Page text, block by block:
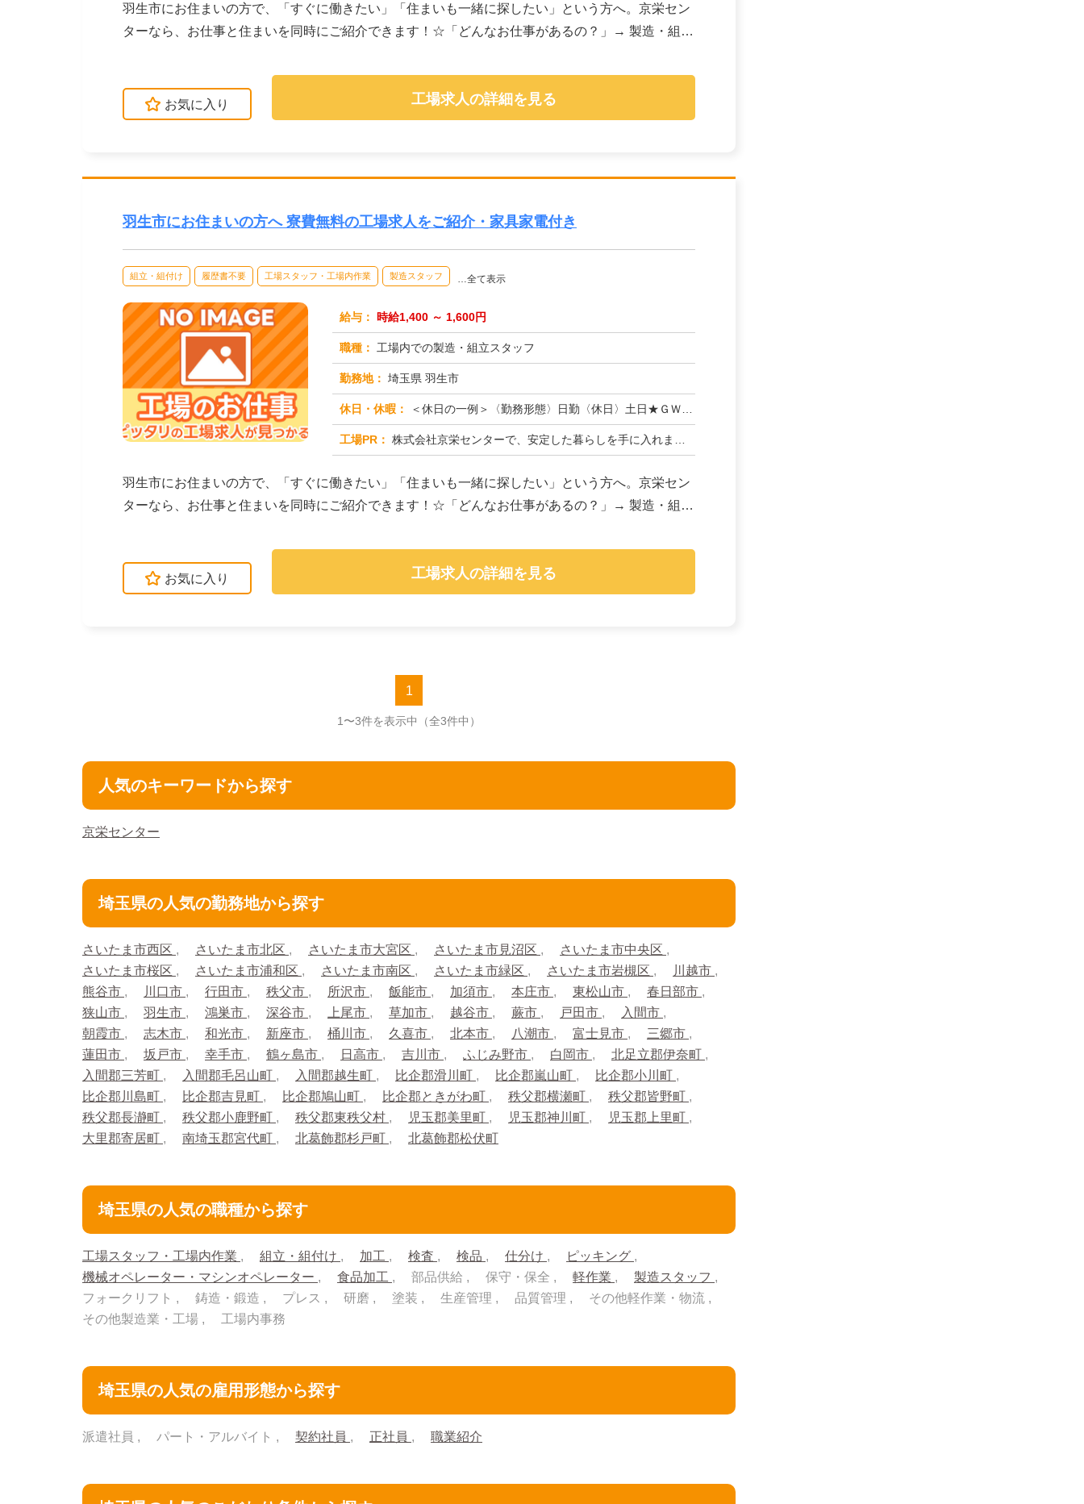
羽生市にお住まいの方で、「すぐに働きたい」「住まいも一緒に探したい」という方へ。京栄セン
ターなら、お仕事と住まいを同時にご紹介できます！☆「どんなお仕事があるの？」→ 製造・組
お気に入り 工場求人の詳細を見る
羽生市にお住まいの方へ 寮費無料の工場求人をご紹介・家具家電付き
組立・組付け 履歴書不要 工場スタッフ・工場内作業 製造スタッフ …全て表示
給与： 時給1,400 ～ 1,600円
職種： 工場内での製造・組立スタッフ
勤務地： 埼玉県 羽生市
休日・休暇： ＜休日の一例＞〈勤務形態〉日勤〈休日〉土日★ＧＷ・夏季・冬季・年末年始休暇あり★有給休暇あり※配属先により休日・勤...
工場PR： 株式会社京栄センターで、安定した暮らしを手に入れませんか？☆家具付き寮がすぐに利用可能！→ 敷金・礼金・鍵交換代も...
羽生市にお住まいの方で、「すぐに働きたい」「住まいも一緒に探したい」という方へ。京栄セン
ターなら、お仕事と住まいを同時にご紹介できます！☆「どんなお仕事があるの？」→ 製造・組
お気に入り 工場求人の詳細を見る
1
1〜3件を表示中 （全3件中）
人気のキーワードから探す
京栄センター
埼玉県の人気の勤務地から探す
さいたま市西区 さいたま市北区 さいたま市大宮区 さいたま市見沼区
さいたま市中央区
さいたま市桜区
さいたま市浦和区 さいたま市南区 さいたま市緑区 さいたま市岩槻区
川越市
熊谷市
川口市 行田市 秩父市 所沢市 飯能市 加須市 本庄市 東松山市
春日部市
狭山市
羽生市 鴻巣市 深谷市 上尾市 草加市 越谷市 蕨市 戸田市
入間市
朝霞市
志木市 和光市 新座市 桶川市 久喜市 北本市 八潮市 富士見市
三郷市
蓮田市
坂戸市 幸手市 鶴ヶ島市 日高市 吉川市 ふじみ野市 白岡市
北足立郡伊奈町
入間郡三芳町
入間郡毛呂山町 入間郡越生町 比企郡滑川町 比企郡嵐山町
比企郡小川町
比企郡川島町
比企郡吉見町 比企郡鳩山町 比企郡ときがわ町 秩父郡横瀬町
秩父郡皆野町
秩父郡長瀞町
秩父郡小鹿野町 秩父郡東秩父村 児玉郡美里町 児玉郡神川町
児玉郡上里町
大里郡寄居町
南埼玉郡宮代町 北葛飾郡杉戸町 北葛飾郡松伏町
埼玉県の人気の職種から探す
工場スタッフ・工場内作業 組立・組付け 加工 検査 検品 仕分け
ピッキング
機械オペレーター・マシンオペレーター
食品加工 部品供給 保守・保全 軽作業
製造スタッフ
フォークリフト
鋳造・鍛造 プレス 研磨 塗装 生産管理 品質管理
その他軽作業・物流
その他製造業・工場
工場内事務
埼玉県の人気の雇用形態から探す
派遣社員 パート・アルバイト 契約社員 正社員 職業紹介